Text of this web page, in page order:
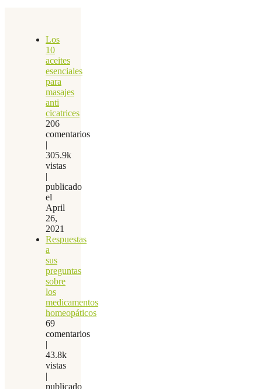
Los
10
aceites
esenciales
para
masajes
anti
cicatrices
206
comentarios
|
305.9k
vistas
|
publicado
el
April
26,
2021
Respuestas
a
sus
preguntas
sobre
los
medicamentos
homeopáticos
69
comentarios
|
43.8k
vistas
|
publicado